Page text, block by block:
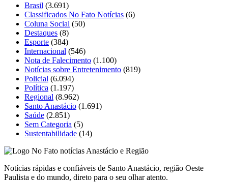
Brasil (3.691)
Classificados No Fato Notícias (6)
Coluna Social (50)
Destaques (8)
Esporte (384)
Internacional (546)
Nota de Falecimento (1.100)
Notícias sobre Entretenimento (819)
Policial (6.094)
Política (1.197)
Regional (8.962)
Santo Anastácio (1.691)
Saúde (2.851)
Sem Categoria (5)
Sustentabilidade (14)
Notícias rápidas e confiáveis de Santo Anastácio, região Oeste
Paulista e do mundo, direto para o seu olhar atento.